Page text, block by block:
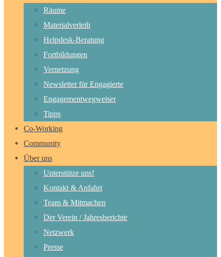
Räume
Materialverleih
Helpdesk-Beratung
Fortbildungen
Vernetzung
Newsletter für Engagierte
Engagementwegweiser
Tipps
Co-Working
Community
Über uns
Unterstütze uns!
Kontakt & Anfahrt
Team & Mitmachen
Der Verein / Jahresberichte
Netzwerk
Presse